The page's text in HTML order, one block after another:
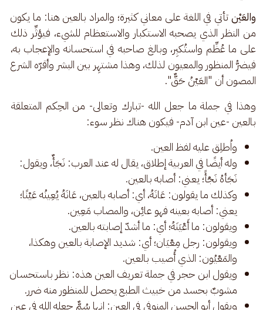
والعَيْن تأتي في اللغة على معاني كثيرة؛ والمراد بالعين هنا: ما يكون
من النظر الذي يصحبه الاستكبار والاستعظام للشيء، فيؤثِّر ذلك
على ما عُظِّم واستُكبِر، وبالغ صاحبه في استحسانه والإعجاب به،
فيضرُّ المنظور والمعيون لذلك، وهذا مشتهِر بين البشر وأقرّه الشرع
المصون أن "العَيْنُ حَقٌّ".
وهذا في جملة ما جعل الله -تبارك وتعالى- من الحِكم المتعلقة
بالعين -عين ابن آدم- فيكون هناك نظر سوء:
واُطلِق عليه لفظ العين.
وله أيضًا في العربية إطلاق، يقال له عند العرب: نَجَأٌ، ويقول:
نَجَأهُ نَجْأً؛ يعني: أصابه بالعين.
وكذلك ما يقولون: عَانَهُ، أي: أصابه بالعين، عَانَهُ يُعِينُه عَيْنًا؛
يعني: أصابه بعينه فهو عائِن، والمصاب مَعِين.
ويقولون: ما أَعْيَنَهُ؛ أي: ما أشدّ إصابته بالعين.
ويقولون: رجل مِعْيَان؛ أي: شديد الإصابة بالعين وهكذا،
والمَعْيُون: الذي أُصيب بالعين.
ويقول ابن حجر في جملة تعريف العين هذه: نظر باستحسان
مشوبٌ بحسد من خبيث الطبع يحصل للمنظور منه ضرر.
ويقول أبو الحسن المنوفى في العين: إنها سُمٌّ جعله الله في عين